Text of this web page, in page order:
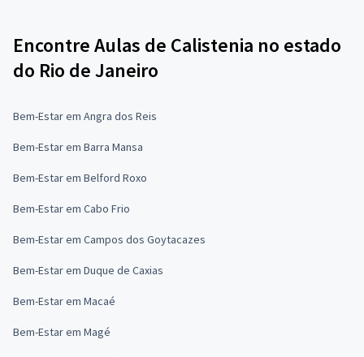
Encontre Aulas de Calistenia no estado
do Rio de Janeiro
Bem-Estar em Angra dos Reis
Bem-Estar em Barra Mansa
Bem-Estar em Belford Roxo
Bem-Estar em Cabo Frio
Bem-Estar em Campos dos Goytacazes
Bem-Estar em Duque de Caxias
Bem-Estar em Macaé
Bem-Estar em Magé